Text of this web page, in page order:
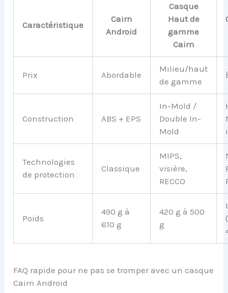
Caractéristique
Cairn
Android
Casque
Haut de
gamme
Cairn
Prix Abordable
Milieu/haut
de gamme
Construction ABS + EPS
In-Mold /
Double In-
Mold
Technologies
de protection
Classique
MIPS,
visière,
RECCO
Poids
490 g à
610 g
420 g à 500
g
FAQ rapide pour ne pas se tromper avec un casque
Cairn Android